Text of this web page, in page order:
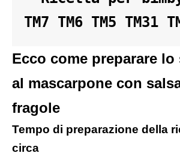
TM7 TM6 TM5 TM31
Ecco come preparare
al mascarpone con
fragole
Tempo di preparazione della
circa